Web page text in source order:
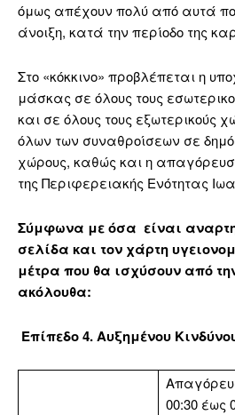
όμως απέχουν πολύ από αυτά
άνοιξη, κατά την περίοδο της
Στο «κόκκινο» προβλέπεται η
μάσκας σε όλους τους
και σε όλους τους εξωτερικούς
όλων των συναθροίσεων σε
χώρους, καθώς και η
της Περιφερειακής Ενότητας
Σύμφωνα με όσα είναι
σελίδα και τον χάρτη
μέτρα που θα ισχύσουν από
ακόλουθα:
Επίπεδο 4. Αυξημένου
00:30 έως